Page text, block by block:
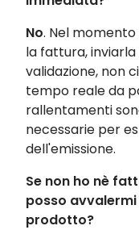
No. Nel
la fattura,
validazione, non
tempo reale da
rallentamenti
necessarie per
dell'emissione.
Se non ho nè
posso
prodotto?